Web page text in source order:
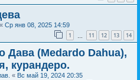
« Ср янв 08, 2025 14:59
1 11 12 13 14
Дава (Medardo Dahua),
курандеро.
« Вс май 19, 2024 20:35